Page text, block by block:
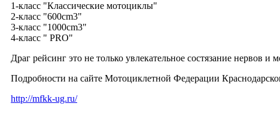
1-класс "Классические мотоциклы"
2-класс "600cm3"
3-класс "1000cm3"
4-класс " PRO"
Драг рейсинг это не только увлекательное состязание нервов
Подробности на сайте Мотоциклетной Федерации
http://mfkk-ug.ru/